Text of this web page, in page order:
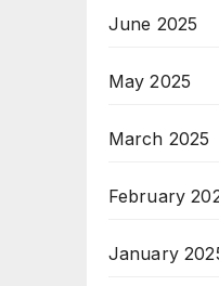
June 2025
May 2025
March 2025
February
January